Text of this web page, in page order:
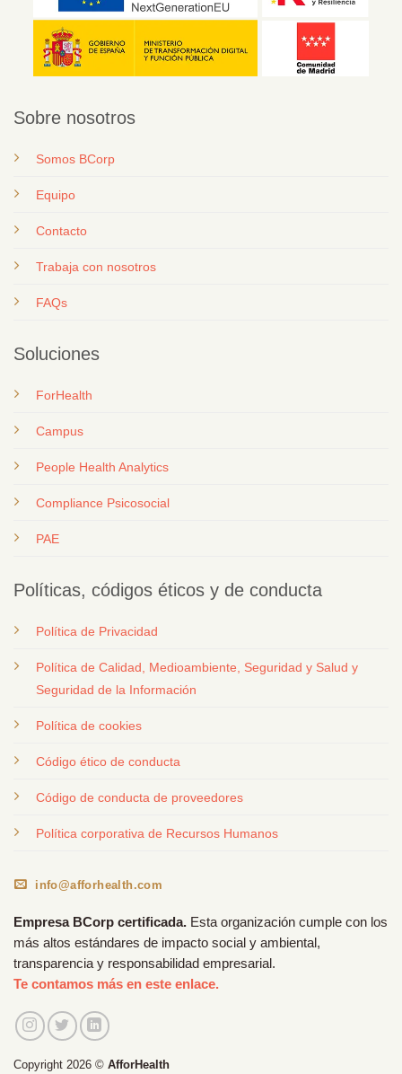
Sobre nosotros
Somos BCorp
Equipo
Contacto
Trabaja con nosotros
FAQs
Soluciones
ForHealth
Campus
People Health Analytics
Compliance Psicosocial
PAE
Políticas, códigos éticos y de conducta
Política de Privacidad
Política de Calidad, Medioambiente, Seguridad y Salud y
Seguridad de la Información
Política de cookies
Código ético de conducta
Código de conducta de proveedores
Política corporativa de Recursos Humanos
info@afforhealth.com
Empresa BCorp certificada. Esta organización cumple con los
más altos estándares de impacto social y ambiental,
transparencia y responsabilidad empresarial.
Te contamos más en este enlace.
Copyright 2026 © AfforHealth